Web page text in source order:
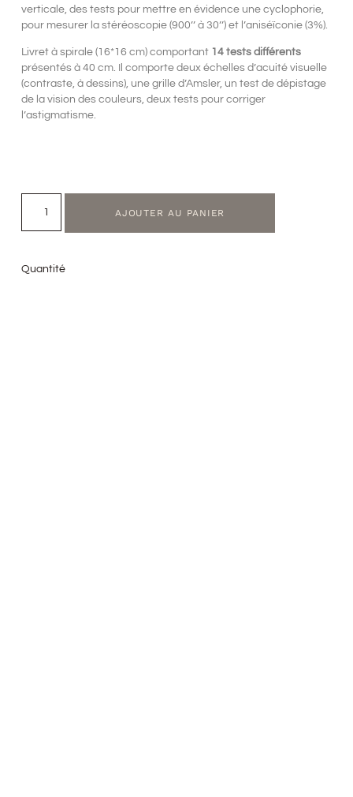
verticale, des tests pour mettre en évidence une cyclophorie,
pour mesurer la stéréoscopie (900’’ à 30’’) et l’aniséïconie (3%).
Livret à spirale (16*16 cm) comportant 14 tests différents
présentés à 40 cm. Il comporte deux échelles d’acuité visuelle
(contraste, à dessins), une grille d’Amsler, un test de dépistage
de la vision des couleurs, deux tests pour corriger
l’astigmatisme.
AJOUTER AU PANIER
Quantité